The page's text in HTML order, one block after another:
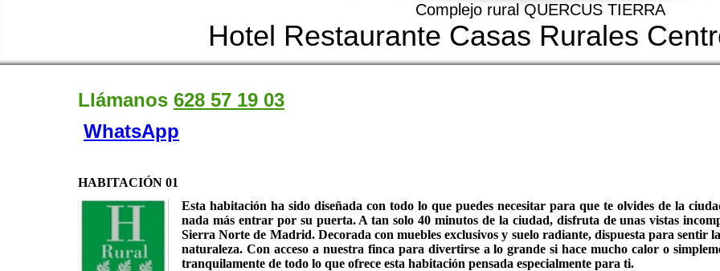
Complejo rural QUERCUS TIERRA
Hotel Restaurante Casas Rurales
Llámanos 628 57 19 03
WhatsApp
HABITACIÓN 01
Esta habitación ha sido diseñada con todo lo que puedes necesitar para que te olvides de la
nada más entrar por su puerta. A tan solo 40 minutos de la ciudad, disfruta de unas vistas
Sierra Norte de Madrid. Decorada con muebles exclusivos y suelo radiante, dispuesta para sentir
naturaleza. Con acceso a nuestra finca para divertirse a lo grande si hace mucho calor o
tranquilamente de todo lo que ofrece esta habitación pensada especialmente para ti.